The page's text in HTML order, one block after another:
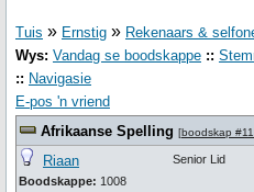
Tuis » Ernstig » Rekenaars &
Wys: Vandag se boodskappe ::
:: Navigasie
E-pos 'n vriend
Afrikaanse Spelling [boodskap
Riaan
Boodskappe: 1008
Senior Lid